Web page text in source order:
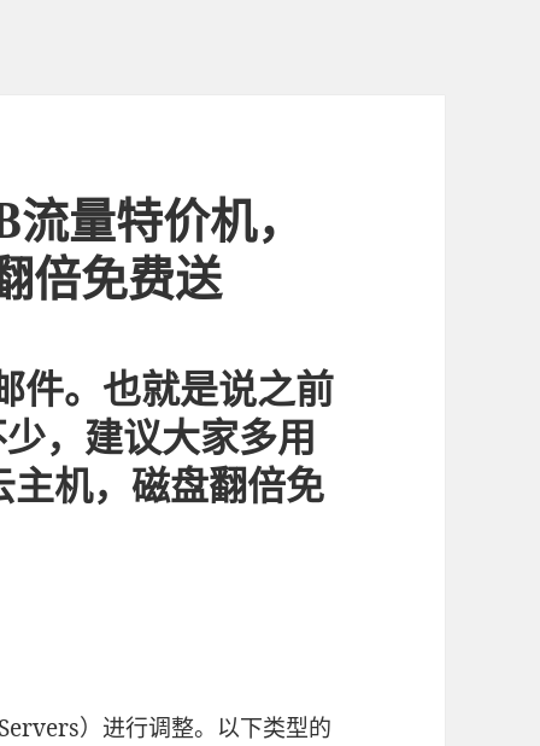
量特价机，
倍免费送
件。也就是说之前
，建议大家多用
机，磁盘翻倍免
）进行调整。以下类型的